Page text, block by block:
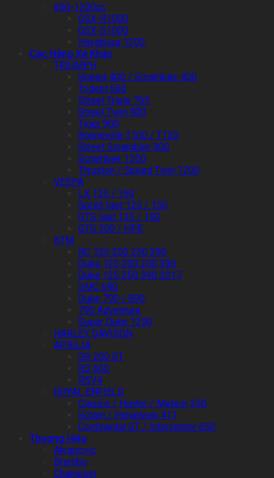
600-1200cc
GSX-R1000
GSX-S1000
Hayabusa 1300
Các Hãng Xe Khác
TRIUMPH
Speed 400 / Scrambler 400
Trident 660
Street Triple 765
Street Twin 900
Tiger 900
Bonneville T100 / T120
Street Scrambler 900
Scrambler 1200
Thruxton / Speed Twin 1200
VESPA
LX 125 / 150
Sprint Iget 125 / 150
GTS Iget 125 / 150
GTS 300 / HPE
KTM
RC 125 200 250 390
Duke 125 200 250 390
Duke 125 250 390 2017
SMC 690
Duke 790 / 890
790 Adventure
Super Duke 1290
HARLEY DAVISON
APRILIA
SR 200 GT
RS 660
RSV4
ROYAL ENFIELD
Classic / Hunter / Meteor 350
Scram / Himalayan 411
Continental GT / Interceptor 650
Thương Hiệu
Akrapovic
Brembo
Champion